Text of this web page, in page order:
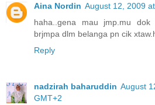
Aina Nordin August 12, 2009
haha..gena mau jmp.mu
brjmpa dlm belanga pn cik
Reply
nadzirah baharuddin August
GMT+2